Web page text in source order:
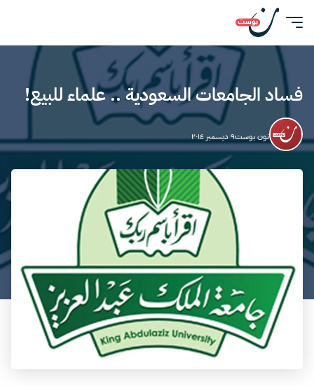
فساد الجامعات السعودية .. علماء للبيع!
نون بوست٩ ديسمبر ٢٠١٤